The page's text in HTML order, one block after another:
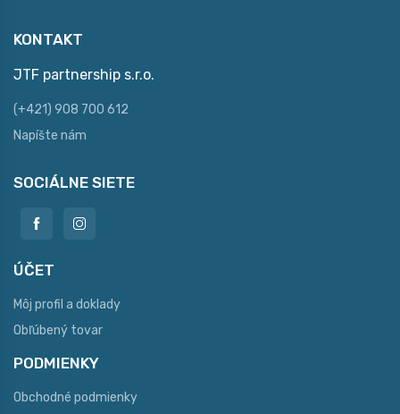
KONTAKT
JTF partnership s.r.o.
(+421) 908 700 612
Napíšte nám
SOCIÁLNE SIETE
ÚČET
Môj profil a doklady
Obľúbený tovar
PODMIENKY
Obchodné podmienky